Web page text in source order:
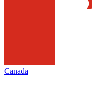
Canada